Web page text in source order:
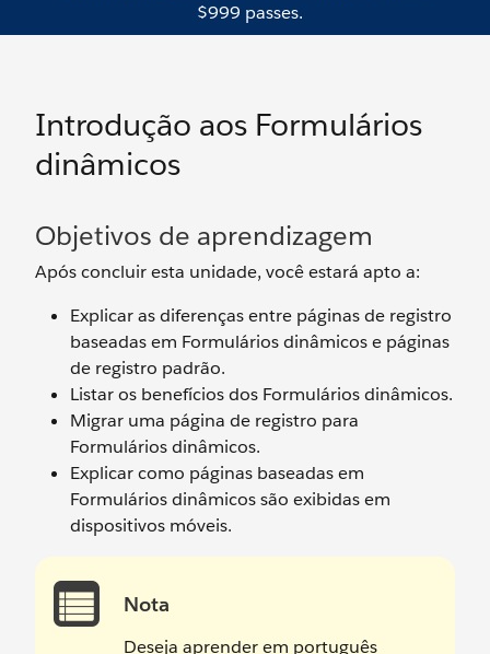
$999 passes.
Introdução aos Formulários
dinâmicos
Objetivos de aprendizagem
Após concluir esta unidade, você estará apto a:
Explicar as diferenças entre páginas de registro
baseadas em Formulários dinâmicos e páginas
de registro padrão.
Listar os benefícios dos Formulários dinâmicos.
Migrar uma página de registro para
Formulários dinâmicos.
Explicar como páginas baseadas em
Formulários dinâmicos são exibidas em
dispositivos móveis.
Nota
Deseja aprender em português